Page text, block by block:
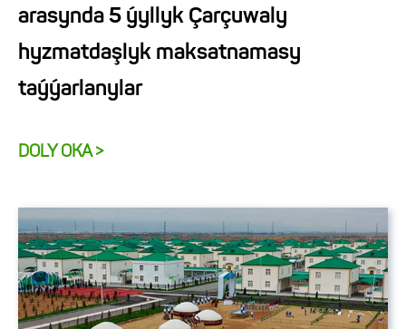
arasynda 5 ýyllyk Çarçuwaly
hyzmatdaşlyk maksatnamasy
taýýarlanylar
DOLY OKA >